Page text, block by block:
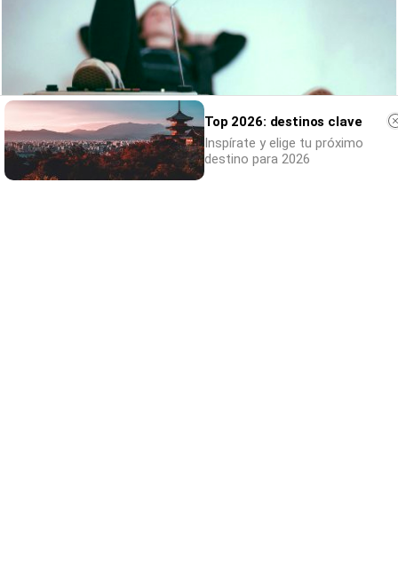
Top 2026: destinos clave
Inspírate y elige tu próximo
destino para 2026